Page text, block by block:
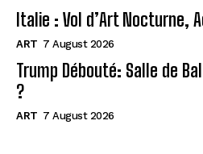
Italie : Vol d’Art Nocturne,
ART 7 August 2026
Trump Débouté: Salle de
?
ART 7 August 2026